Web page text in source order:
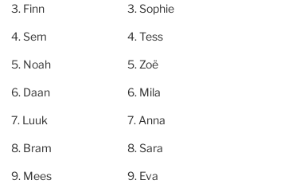
Finn
Sem
Noah
Daan
Luuk
Bram
Mees
Sophie
Tess
Zoë
Mila
Anna
Sara
Eva